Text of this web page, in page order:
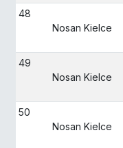
48
Nosan Kielce
49
Nosan Kielce
50
Nosan Kielce